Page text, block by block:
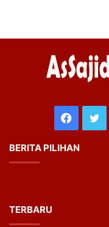
BERITA PILIHAN
TERBARU